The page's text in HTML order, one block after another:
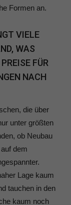
Formen an.
VIELE
WAS
FÜR
NACH
die über
unter größten
ob Neubau
dem
Lage kaum
tauchen in den
kaum noch